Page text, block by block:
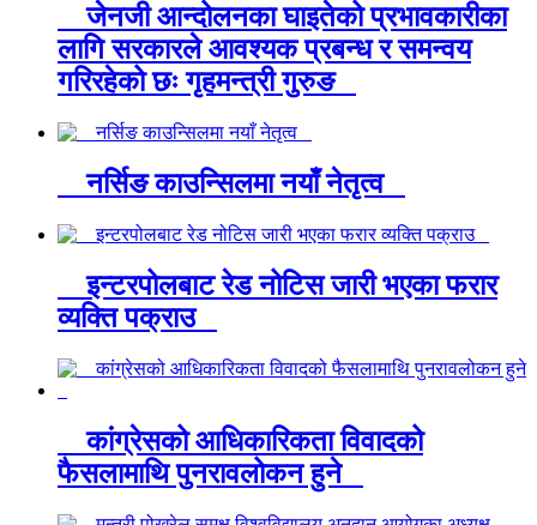
जेनजी आन्दोलनका घाइतेको प्रभावकारीका
लागि सरकारले आवश्यक प्रबन्ध र समन्वय
गरिरहेको छः गृहमन्त्री गुरुङ
नर्सिङ काउन्सिलमा नयाँ नेतृत्व
इन्टरपोलबाट रेड नोटिस जारी भएका फरार
व्यक्ति पक्राउ
कांग्रेसको आधिकारिकता विवादको
फैसलामाथि पुनरावलोकन हुने